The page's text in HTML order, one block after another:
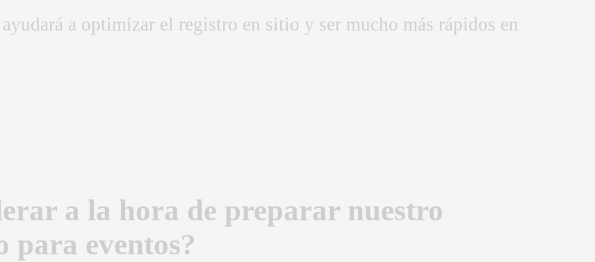
a optimizar el registro en sitio y ser mucho más rápidos en
a la hora de preparar nuestro
eventos?